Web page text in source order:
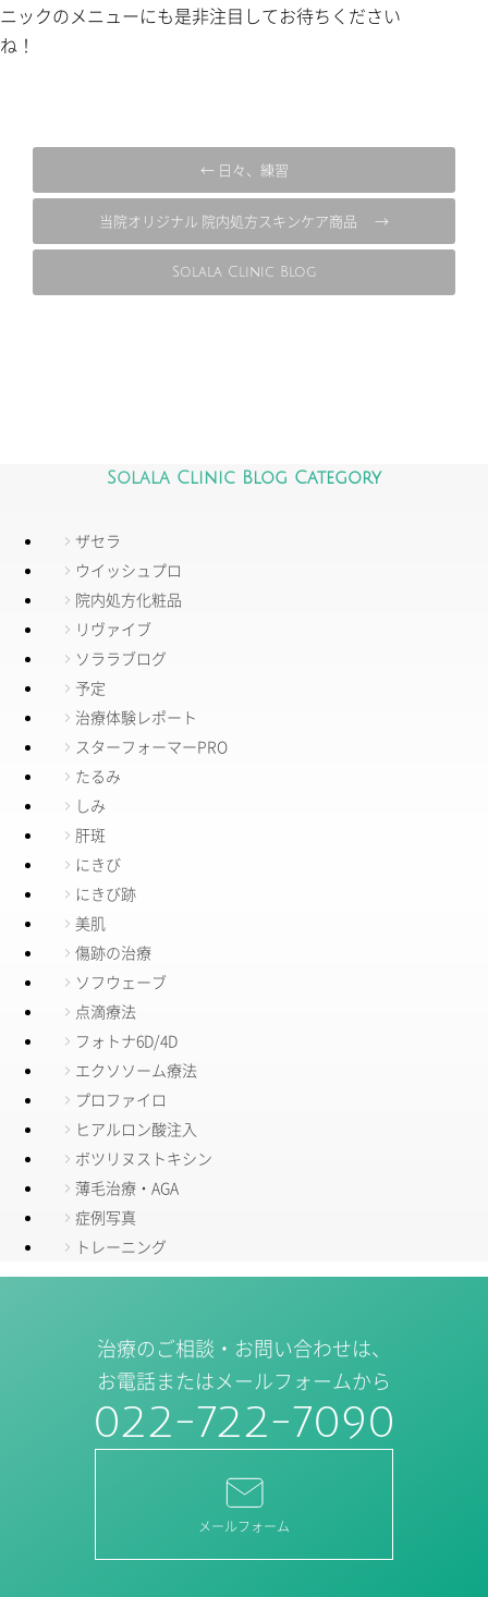
ニックのメニューにも是非注目してお待ちください
ね！
← 日々、練習
Solala Clinic Blog
当院オリジナル 院内処方スキンケア商品 →
Solala Clinic Blog Category
ザセラ
ウイッシュプロ
院内処方化粧品
リヴァイブ
ソララブログ
予定
治療体験レポート
スターフォーマーPRO
たるみ
しみ
肝斑
にきび
にきび跡
美肌
傷跡の治療
ソフウェーブ
点滴療法
フォトナ6D/4D
エクソソーム療法
プロファイロ
ヒアルロン酸注入
ボツリヌストキシン
薄毛治療・AGA
症例写真
トレーニング
治療のご相談・お問い合わせは、
お電話またはメールフォームから
022-722-7090
メールフォーム